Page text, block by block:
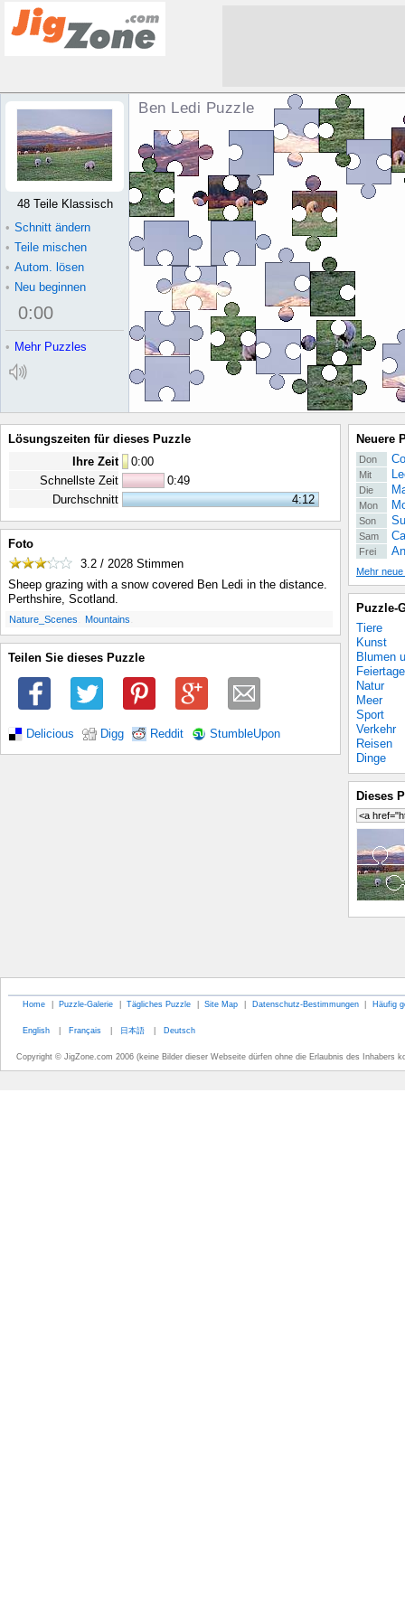
Ben Ledi Puzzle
48 Teile Klassisch
• Schnitt ändern
• Teile mischen
• Autom. lösen
• Neu beginnen
0:00
• Mehr Puzzles
Lösungszeiten für dieses Puzzle
Ihre Zeit
0:00
Schnellste Zeit
0:49
Durchschnitt
4:12
Foto
3.2 / 2028 Stimmen
Sheep grazing with a snow covered Ben Ledi in the distance.
Perthshire, Scotland.
Nature_Scenes Mountains
Teilen Sie dieses Puzzle
Delicious Digg Reddit StumbleUpon
Neuere
Don
Mit
Die
Mon
Son
Sam
Frei
Mehr
Puzzle-
Tiere
Kunst
Blumen
Feiertage
Natur
Meer
Sport
Verkehr
Reisen
Dinge
Dieses
Home | Puzzle-Galerie | Tägliches Puzzle | Site Map | Datenschutz-Bestimmungen | Häufig
English | Français | 日本語 | Deutsch
Copyright © JigZone.com 2006 (keine Bilder dieser Webseite dürfen ohne die Erlaubnis des Inhabers